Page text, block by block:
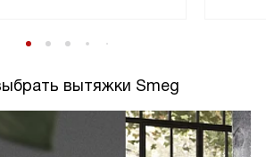
вытяжки Smeg